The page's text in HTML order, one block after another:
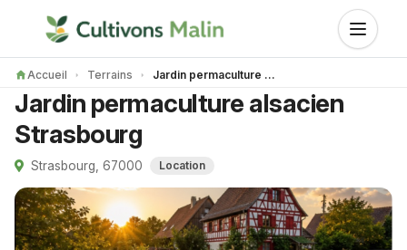
Accueil Terrains Jardin permaculture alsacien Strasbourg
Jardin permaculture alsacien
Strasbourg
Strasbourg, 67000 Location